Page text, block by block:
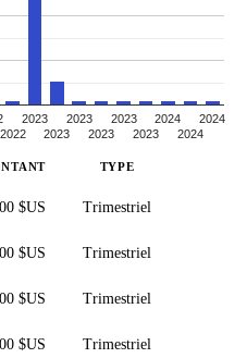
2022
2023
2023
2023
2023
2023
2023
2024
2024
2024
TYPE
$US Trimestriel
$US Trimestriel
$US Trimestriel
$US Trimestriel